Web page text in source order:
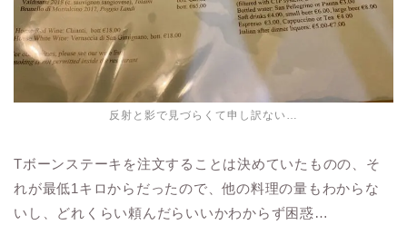
反射と影で見づらくて申し訳ない…
Tボーンステーキを注文することは決めていたものの、そ
れが最低1キロからだったので、他の料理の量もわからな
いし、どれくらい頼んだらいいかわからず困惑…